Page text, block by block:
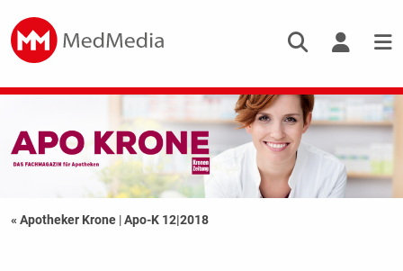
« Apotheker Krone |Apo-K 12|2018